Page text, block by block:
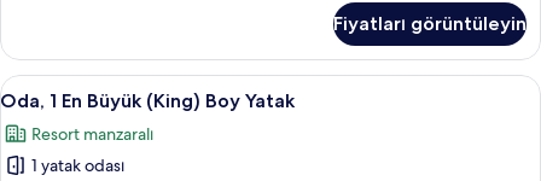
görün
(King)
Boy
Yatak,
Manzaralı
hakkında
Fiyatları görüntüleyin
Oda,
1
En
Büyük
Odada kasa, masa, dizüstü bilgisayar
12
Oda, 1 En Büyük (King) Boy Yatak
Resort manzaralı
1 yatak odası